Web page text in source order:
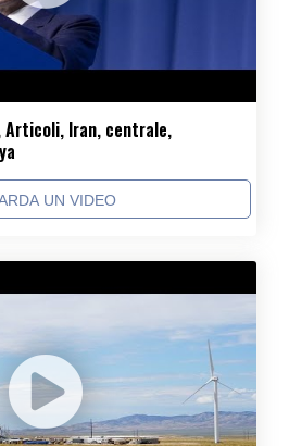
Articoli, Iran, centrale,
UN VIDEO